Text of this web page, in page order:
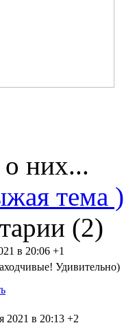
них...
тема )
(2)
в 20:06 +1
Удивительно)
2021 в 20:13 +2